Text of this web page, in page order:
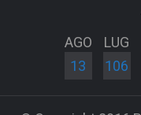
AGO
13
LUG
106